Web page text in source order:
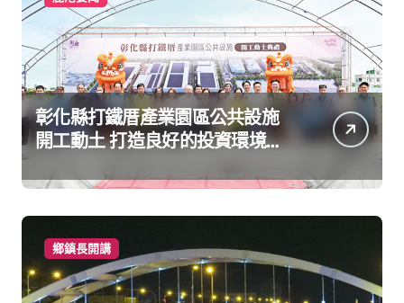
彰化縣打鐵厝產業園區公共設施
開工動土 打造良好的投資環境讓
鄉鎮長開講